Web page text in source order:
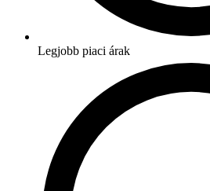
Legjobb piaci árak